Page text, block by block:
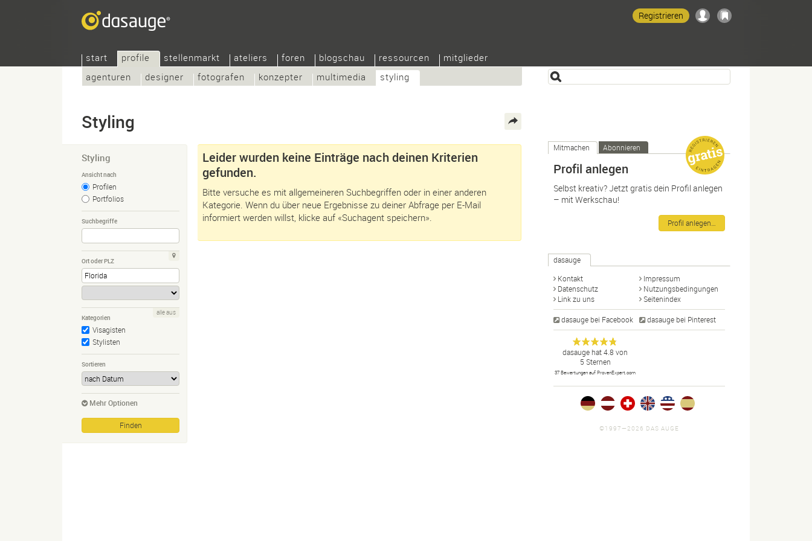
start
profile
agenturen
designer fotografen konzepter multimedia styling
stellenmarkt ateliers foren blogschau ressourcen mitglieder
Registrieren
Styling
Styling
Ansicht nach
Profilen
Portfolios
Suchbegriffe
Ort oder PLZ
Kategorien
Visagisten
Stylisten
alle aus
Sortieren
Mehr Optionen
Leider wurden keine Einträge nach deinen Kriterien
gefunden.
Bitte versuche es mit allgemeineren Suchbegriffen oder in einer anderen
Kategorie. Wenn du über neue Ergebnisse zu deiner Abfrage per E-Mail
informiert werden willst, klicke auf «Suchagent speichern».
Mitmachen Abonnieren
Profil anlegen
Selbst kreativ? Jetzt gratis dein Profil anlegen
– mit Werkschau!
Profil anlegen…
dasauge
Kontakt
Impressum
Datenschutz
Nutzungsbedingungen
Link zu uns
Seitenindex
dasauge bei Facebook dasauge bei Pinterest
dasauge
Designer,
Fotografen,
Agenturen,
Portfolios
und Jobs.
Anonym
dasauge hat4.8 von
5 Sternen
37 Bewertungen auf ProvenExpert.com
©1997—2026 DAS AUGE